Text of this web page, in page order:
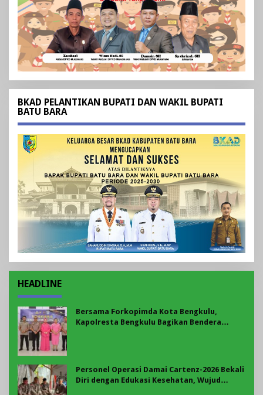
BKAD PELANTIKAN BUPATI DAN WAKIL BUPATI
BATU BARA
HEADLINE
Bersama Forkopimda Kota Bengkulu,
Kapolresta Bengkulu Bagikan Bendera
Personel Operasi Damai Cartenz-2026 Bekali
Diri dengan Edukasi Kesehatan, Wujud